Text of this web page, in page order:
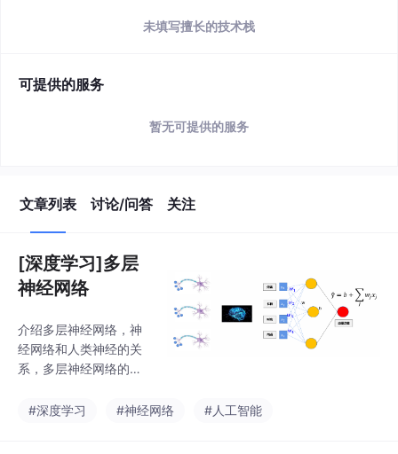
未填写擅长的技术栈
可提供的服务
暂无可提供的服务
文章列表 讨论/问答 关注
[深度学习]多层
神经网络
介绍多层神经网络，神
经网络和人类神经的关
系，多层神经网络的训
过拟合和欠拟合。
#深度学习 #神经网络 #人工智能